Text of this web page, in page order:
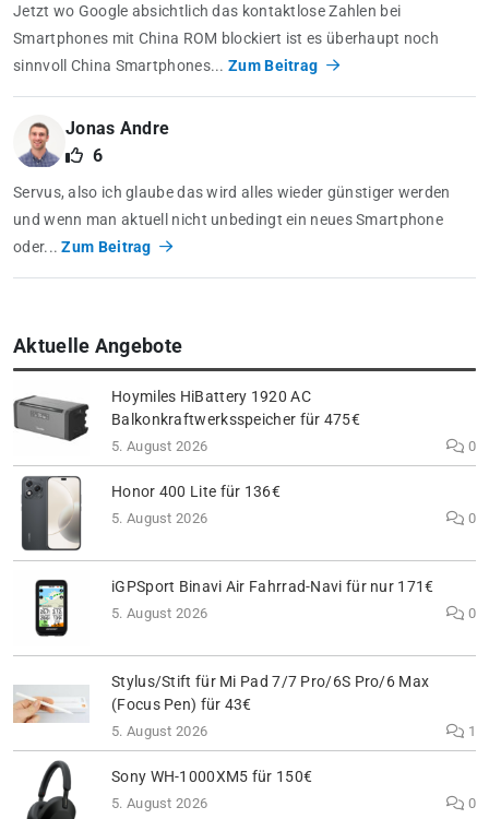
Jetzt wo Google absichtlich das kontaktlose Zahlen bei
Smartphones mit China ROM blockiert ist es überhaupt noch
sinnvoll China Smartphones...Zum Beitrag
Jonas Andre
6
Servus, also ich glaube das wird alles wieder günstiger werden
und wenn man aktuell nicht unbedingt ein neues Smartphone
oder...Zum Beitrag
Aktuelle Angebote
Hoymiles HiBattery 1920 AC
Balkonkraftwerksspeicher für 475€
5. August 2026 0
Honor 400 Lite für 136€
5. August 2026 0
iGPSport Binavi Air Fahrrad-Navi für nur 171€
5. August 2026 0
Stylus/Stift für Mi Pad 7/7 Pro/6S Pro/6 Max
(Focus Pen) für 43€
5. August 2026 1
Sony WH-1000XM5 für 150€
5. August 2026 0